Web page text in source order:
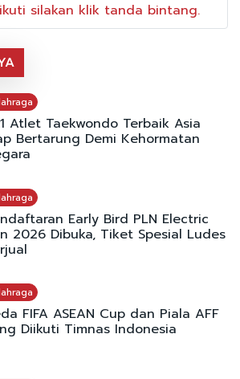
silakan klik tanda bintang.
Atlet Taekwondo Terbaik Asia
Bertarung Demi Kehormatan
Early Bird PLN Electric
2026 Dibuka, Tiket Spesial Ludes
FIFA ASEAN Cup dan Piala AFF
Diikuti Timnas Indonesia